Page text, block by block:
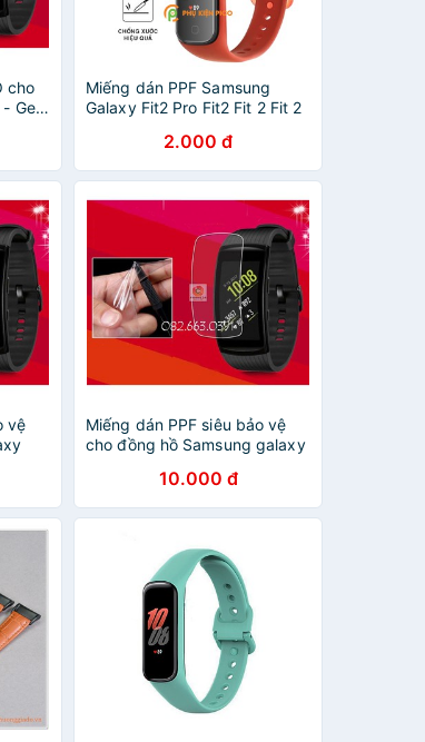
cho
Gear
Miếng dán PPF Samsung
Galaxy Fit2 Pro Fit2 Fit 2 Fit 2
2.000 đ
vệ
Miếng dán PPF siêu bảo vệ
cho đồng hồ Samsung galaxy
10.000 đ